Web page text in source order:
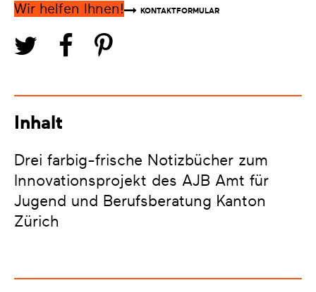
Wir helfen Ihnen!
KONTAKTFORMULAR
Inhalt
Drei farbig-frische Notizbücher zum
Innovationsprojekt des AJB Amt für
Jugend und Berufsberatung Kanton
Zürich